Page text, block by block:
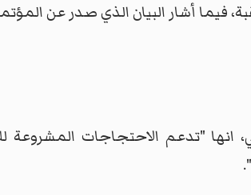
فيما أشار البيان الذي صدر عن